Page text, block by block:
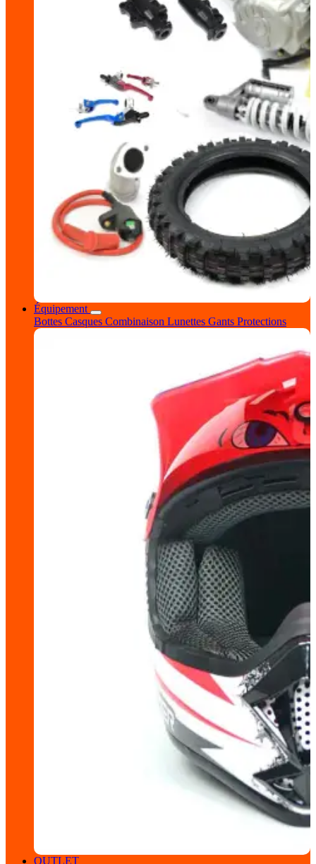
Équipement
Bottes Casques Combinaison Lunettes Gants Protections
OUTLET